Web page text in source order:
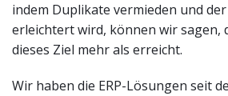
indem Duplikate vermieden und
erleichtert wird, können wir sagen,
dieses Ziel mehr als erreicht.
Wir haben die ERP-Lösungen seit